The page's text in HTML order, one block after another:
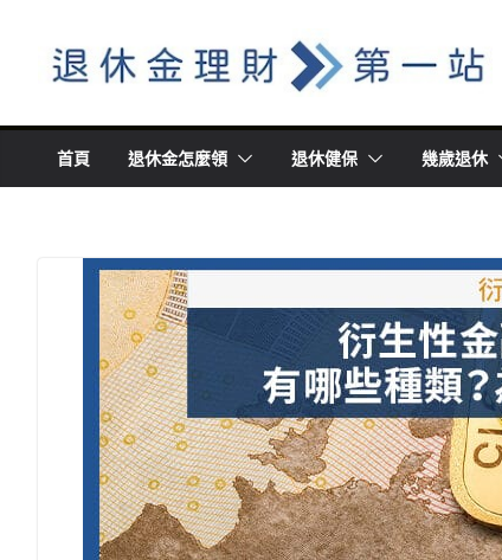
content
首頁 退休金怎麼領 退休健保 幾歲退休